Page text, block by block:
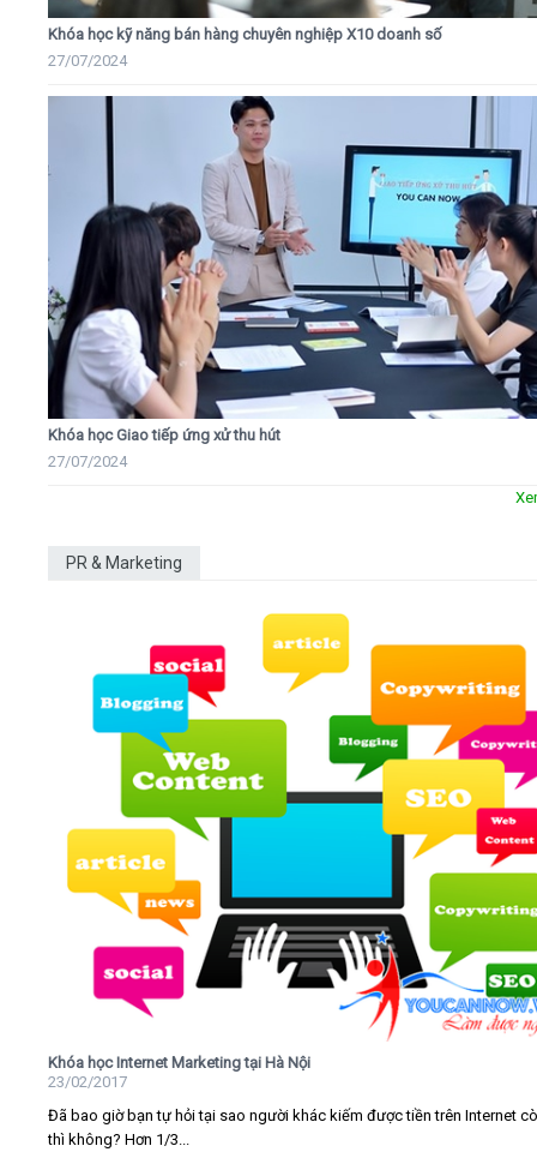
Khóa học kỹ năng bán hàng chuyên nghiệp X10 doanh số
27/07/2024
Khóa học Giao tiếp ứng xử thu hút
27/07/2024
PR & Marketing
Khóa học Internet Marketing tại Hà Nội
23/02/2017
Đã bao giờ bạn tự hỏi tại sao người khác kiếm được tiền trên Internet
thì không? Hơn 1/3...